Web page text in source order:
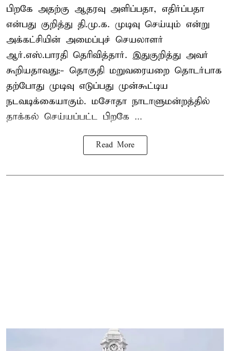
பிறகே அதற்கு ஆதரவு அளிப்பதா, எதிர்ப்பதா
என்பது குறித்து தி.மு.க. முடிவு செய்யும் என்று
அக்கட்சியின் அமைப்புச் செயலாளர்
ஆர்.எஸ்.பாரதி தெரிவித்தார். இதுகுறித்து அவர்
கூறியதாவது:- தொகுதி மறுவரையறை தொடர்பாக
தற்போது முடிவு எடுப்பது முன்கூட்டிய
நடவடிக்கையாகும். மசோதா நாடாளுமன்றத்தில்
தாக்கல் செய்யப்பட்ட பிறகே ...
Read More